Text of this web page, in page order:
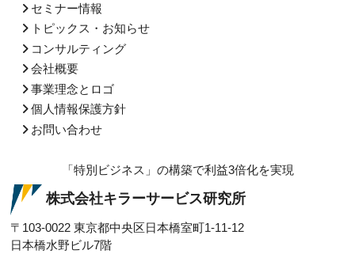
セミナー情報
トピックス・お知らせ
コンサルティング
会社概要
事業理念とロゴ
個人情報保護方針
お問い合わせ
「特別ビジネス」の構築で利益3倍化を実現
株式会社キラーサービス研究所
〒103-0022 東京都中央区日本橋室町1-11-12
日本橋水野ビル7階